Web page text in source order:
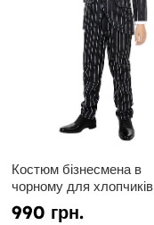
Костюм бізнесмена в
чорному для хлопчиків
990 грн.